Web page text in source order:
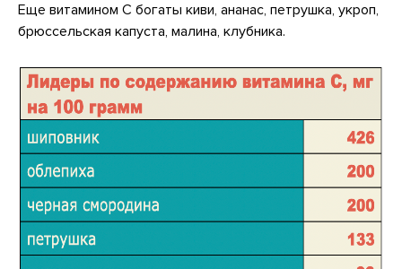
Еще витамином С богаты киви, ананас, петрушка, укроп,
брюссельская капуста, малина, клубника.